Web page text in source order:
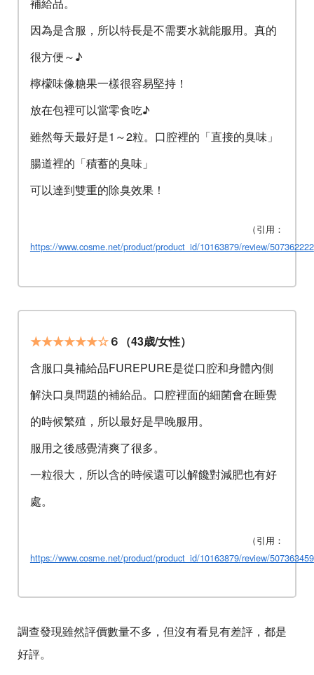
補給品。
因為是含服，所以特長是不需要水就能服用。真的
很方便～♪
檸檬味像糖果一樣很容易堅持！
放在包裡可以當零食吃♪
雖然每天最好是1～2粒。口腔裡的「直接的臭味」
腸道裡的「積蓄的臭味」
可以達到雙重的除臭效果！
（引用：
https://www.cosme.net/product/product_id/10163879/review/507362222
★★★★★★☆６（43歳/女性）
含服口臭補給品FUREPURE是從口腔和身體內側
解決口臭問題的補給品。口腔裡面的細菌會在睡覺
的時候繁殖，所以最好是早晚服用。
服用之後感覺清爽了很多。
一粒很大，所以含的時候還可以解饞對減肥也有好
處。
（引用：
https://www.cosme.net/product/product_id/10163879/review/507363459
調查發現雖然評價數量不多，但沒有看見有差評，都是
好評。